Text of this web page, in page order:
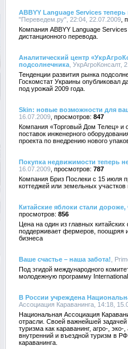
ABBYY Language Services
"Переведем.ру", 22:04, 22.07.2009
Компания ABBYY Language
дистанционного перевода.
Аналитический центр
подсолнечника , УкрАгроКонсалт,
Тенденции развития рынка
Госкомстат Украины опубликовал
под урожай 2009 года.
Skin: новые возможности для
16.07.2009
847
Компания «Торговый Дом Телец» и
поставок инженерного
проекта по внедрению нового
Покупка недвижимости теперь
16.07.2009
787
Компания Бриз Послеки с 15 июля
коттеджей или земельных
Китайские яблоки стали
856
Цена на один из главных
поддерживает фермеров, поощряя
бизнеса
Ваше счастье – наша забота! ,
Под эгидой международного
молодежную программу
В России учреждена
Ассоциация Караванинга, 14:18,
Национальная Ассоциация
отрасли. Своей важнейшей задачей
туризма как караванинг, агро-,
внутренний и въездной туризм в
караванинга.